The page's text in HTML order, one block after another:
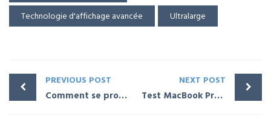
Technologie d'affichage avancée
Ultralarge
PREVIOUS POST
Comment se protéger contre les menaces cybernétiques pendant les vacances ?
NEXT POST
Test MacBook Pro 14 pouces avec puce M3 – Apple